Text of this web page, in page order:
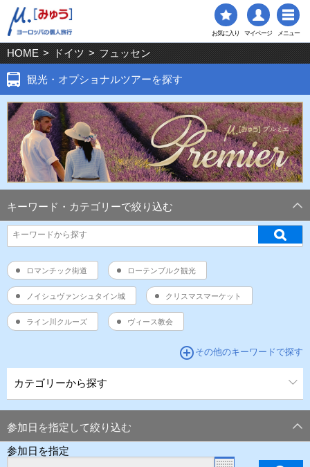
お気に入り マイページ メニュー
HOME > ドイツ > フュッセン
観光・オプショナルツアーを探す
キーワード・カテゴリーで絞り込む
ロマンチック街道 ローテンブルク観光
ノイシュヴァンシュタイン城 クリスマスマーケット
ライン川クルーズ ヴィース教会
add_circle_outline その他のキーワードで探す
カテゴリーから探す
参加日を指定して絞り込む
参加日を指定